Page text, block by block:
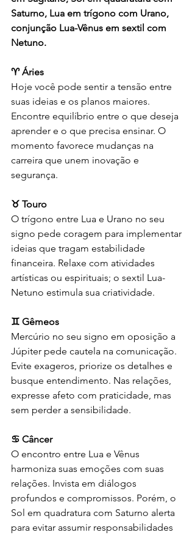
Saturno, Lua em trígono com Urano,
conjunção Lua-Vênus em sextil com
Netuno.
♈ Áries
Hoje você pode sentir a tensão entre
suas ideias e os planos maiores.
Encontre equilíbrio entre o que deseja
aprender e o que precisa ensinar. O
momento favorece mudanças na
carreira que unem inovação e
segurança.
♉ Touro
O trígono entre Lua e Urano no seu
signo pede coragem para implementar
ideias que tragam estabilidade
financeira. Relaxe com atividades
artísticas ou espirituais; o sextil Lua-
Netuno estimula sua criatividade.
♊ Gêmeos
Mercúrio no seu signo em oposição a
Júpiter pede cautela na comunicação.
Evite exageros, priorize os detalhes e
busque entendimento. Nas relações,
expresse afeto com praticidade, mas
sem perder a sensibilidade.
♋ Câncer
O encontro entre Lua e Vênus
harmoniza suas emoções com suas
relações. Invista em diálogos
profundos e compromissos. Porém, o
Sol em quadratura com Saturno alerta
para evitar assumir responsabilidades